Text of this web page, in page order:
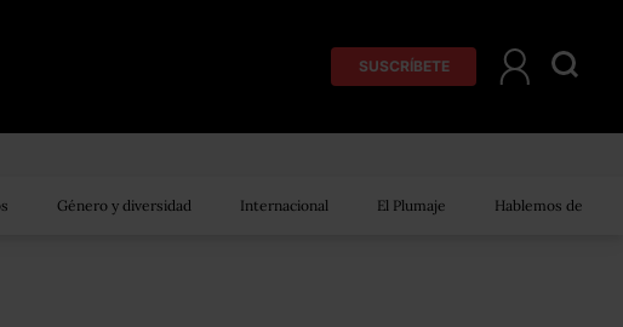
SUSCRÍBETE
Género y diversidad Internacional El Plumaje Hablemos de